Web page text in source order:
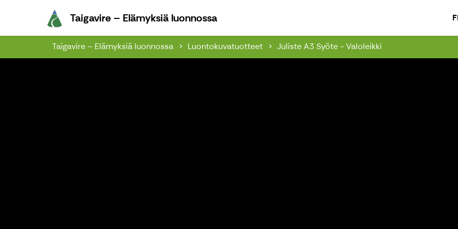
Taigavire – Elämyksiä luonnossaTaigavire – Elämyksiä luonnossa
Taigavire – Elämyksiä luonnossa Luontokuvatuotteet Juliste A3 Syöte - Valoleikki